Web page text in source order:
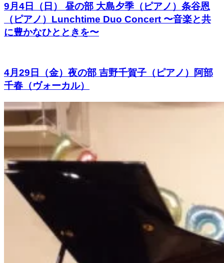
9月4日（日） 昼の部 大島夕季（ピアノ）条谷恩
（ピアノ）Lunchtime Duo Concert 〜音楽と共
に豊かなひとときを〜
4月29日（金）夜の部 吉野千賀子（ピアノ）阿部
千春（ヴォーカル）